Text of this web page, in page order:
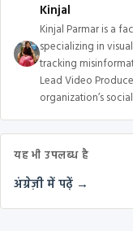
Kinjal
Kinjal Parmar is a
specializing in
tracking
Lead Video
organization’s
यह भी उपलब्ध है
अंग्रेज़ी में पढ़ें →